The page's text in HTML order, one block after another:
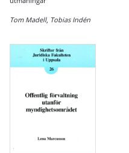
Tom Madell, Tobias Indén